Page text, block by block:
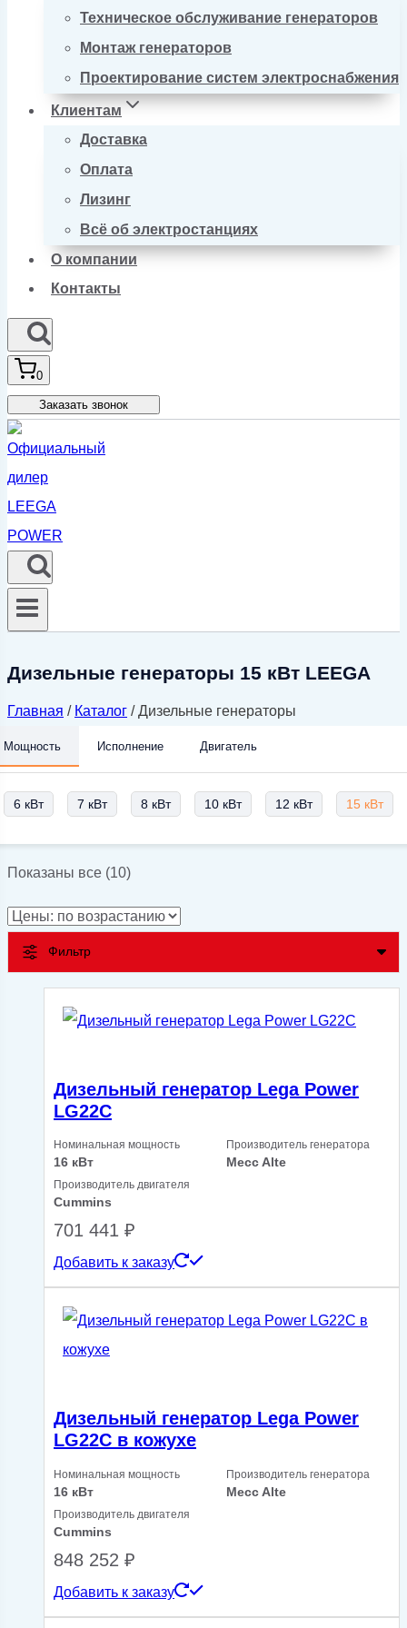
Техническое обслуживание генераторов
Монтаж генераторов
Проектирование систем электроснабжения
Клиентам
Доставка
Оплата
Лизинг
Всё об электростанциях
О компании
Контакты
0
Заказать звонок
Дизельные генераторы 15 кВт LEEGA
Главная / Каталог / Дизельные генераторы
Мощность Исполнение Двигатель
6 кВт 7 кВт 8 кВт 10 кВт 12 кВт 15 кВт
Показаны все (10)Цены:
возрастанию
Фильтр
Дизельный генератор Lega Power
LG22C
Номинальная мощность
16 кВт
Производитель генератора
Mecc Alte
Производитель двигателя
Cummins
701 441 ₽
Добавить к заказу
Дизельный генератор Lega Power
LG22C в кожухе
Номинальная мощность
16 кВт
Производитель генератора
Mecc Alte
Производитель двигателя
Cummins
848 252 ₽
Добавить к заказу